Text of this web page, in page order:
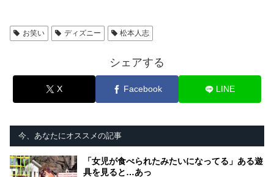
お笑い ディズニー 松本人志
シェアする
X Facebook LINE
今、あなたにオススメの記事
「女児が食べられたみたいになってる」ある遊
具を見ると…あっ